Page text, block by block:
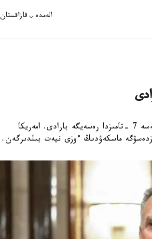
الەمدە قازاقستان
استانا. قازاقپارات - ا ق ش- تىڭ ارنايى وكىلى 6 نەمەسە 7 -تامىزدا رەسەيگە بارادى. امەريكا
ماسكەۋدىڭ ءوزى نيەت بىلدىرگەن.